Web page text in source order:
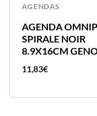
AGENDAS
AGENDA
SPIRALE NOIR
8.9X16CM
11,83€